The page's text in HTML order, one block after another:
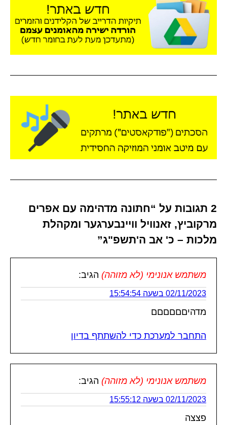
2 תגובות על “חתונה מדהימה עם אפרים
מרקוביץ, זאנוויל וויינבערגער ומקהלת
מלכות – כ' אב ה'תשפ"ג”
משתמש אנונימי (לא מזוהה) הגיב:
02/11/2023 בשעה 15:54:54
מדהיםםםםםם
התחבר למערכת כדי להשתתף בדיון
משתמש אנונימי (לא מזוהה) הגיב:
02/11/2023 בשעה 15:55:12
פצצה